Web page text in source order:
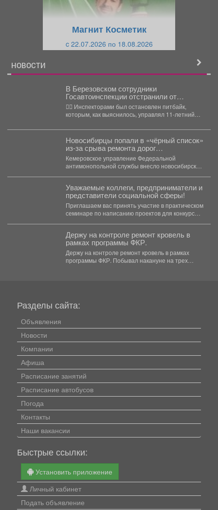
Магнит Косметик
c 22.07.2026 по 18.08.2026
НОВОСТИ
В Березовском сотрудники
Госавтоинспекции отстранили от
управления несовершеннолетнего
водителя питбайка
👮‍♂ Инспекторами был остановлен питбайк,
которым, как выяснилось, управлял 11-летний
Новосибирцы попали в «чёрный список»
из‑за срыва ремонта дорог
Прокопьевска
Кемеровское управление Федеральной
антимонопольной службы внесло новосибирскую
Уважаемые коллеги, предприниматели и
представители социальной сферы!
Приглашаем вас принять участие в практическом
семинаре по написанию проектов для конкурсов
Держу на контроле ремонт кровель в
рамках программы ФКР.
Держу на контроле ремонт кровель в рамках
программы ФКР. Побывал накануне на трех
Разделы сайта:
Объявления
Новости
Компании
Афиша
Расписание занятий
Расписание автобусов
Погода
Контакты
Наши вакансии
Быстрые ссылки:
Установить приложение
Личный кабинет
Подать объявление